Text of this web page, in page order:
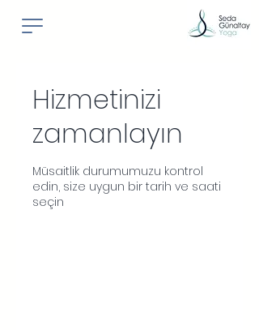
Hizmetinizi
zamanlayın
Müsaitlik durumumuzu kontrol
edin, size uygun bir tarih ve saati
seçin